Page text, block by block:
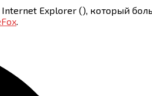
Internet Explorer (), который
.